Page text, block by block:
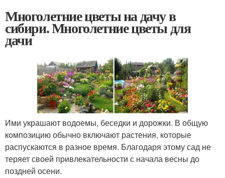
Многолетние цветы на дачу в
сибири. Многолетние цветы для
дачи
Ими украшают водоемы, беседки и дорожки. В общую
композицию обычно включают растения, которые
распускаются в разное время. Благодаря этому сад не
теряет своей привлекательности с начала весны до
поздней осени.